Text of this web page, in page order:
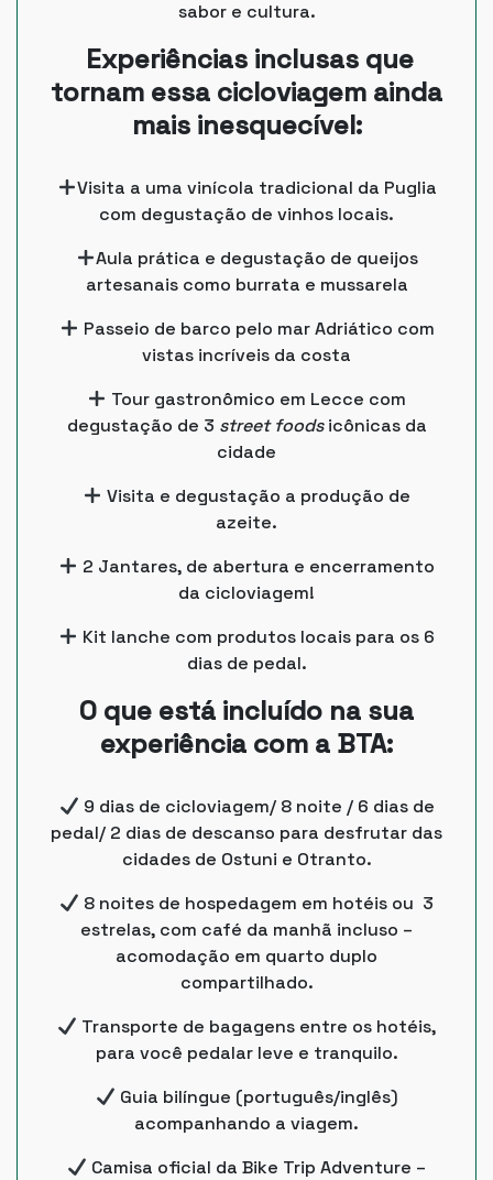
sabor e cultura.
Experiências inclusas que
tornam essa cicloviagem ainda
mais inesquecível:
Visita a uma vinícola tradicional da Puglia
com degustação de vinhos locais.
Aula prática e degustação de queijos
artesanais como burrata e mussarela
Passeio de barco pelo mar Adriático com
vistas incríveis da costa
Tour gastronômico em Lecce com
degustação de 3 street foodsicônicas da
cidade
Visita e degustação a produção de
azeite.
2 Jantares, de abertura e encerramento
da cicloviagem!
Kit lanche com produtos locais para os 6
dias de pedal.
O que está incluído na sua
experiência com a BTA:
9 dias de cicloviagem/ 8 noite / 6 dias de
pedal/ 2 dias de descanso para desfrutar das
cidades de Ostuni e Otranto.
8 noites de hospedagem em hotéis ou 3
estrelas, com café da manhã incluso –
acomodação em quarto duplo
compartilhado.
Transporte de bagagens entre os hotéis,
para você pedalar leve e tranquilo.
Guia bilíngue (português/inglês)
acompanhando a viagem.
Camisa oficial da Bike Trip Adventure –